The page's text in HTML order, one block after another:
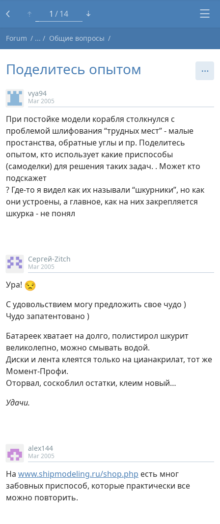
1 14
Forum Общие вопросы
Поделитесь опытом
vya94
Mar 2005
При постойке модели корабля столкнулся с
проблемой шлифования “трудных мест” - малые
простанства, обратные углы и пр. Поделитесь
опытом, кто использует какие приспособы
(самоделки) для решения таких задач. . Может кто
подскажет
? Где-то я видел как их называли “шкурники”, но как
они устроены, а главное, как на них закрепляется
шкурка - не понял
Сергей-Zitch
Mar 2005
Ура! 😒
С удовольствием могу предложить свое чудо )
Чудо запатентовано )
Батареек хватает на долго, полистирол шкурит
великолепно, можно смывать водой.
Диски и лента клеятся только на цианакрилат, тот же
Момент-Профи.
Оторвал, соскоблил остатки, клеим новый…
Удачи.
alex144
Mar 2005
На www.shipmodeling.ru/shop.php есть мног
забовных приспособ, которые практически все
можно повторить.